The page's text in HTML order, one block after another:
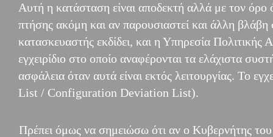
Αυτή η κατάσταση είναι αποδεκτή αλλά με τον όρο
πτήσης ακόμη και αν παρουσιαστεί και άλλη
κατασκευαστής εκδίδει, και η Υπηρεσία
εγχειρίδιο στο οποίο αναφέρονται τα ελάχιστα
ασφάλεια όταν αυτά είναι εκτός λειτουργίας. Το
List / Configuration Deviation List).
Πρέπει όμως να σημειώσω ότι αν ο Κυβερνήτης